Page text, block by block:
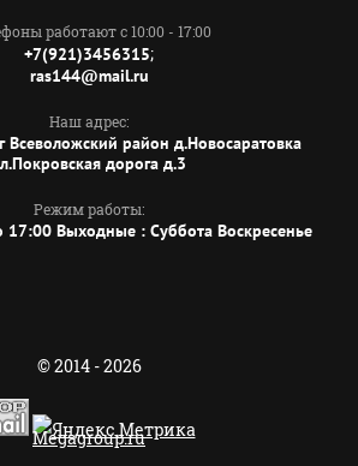
работают с 10:00 - 17:00
+7(921)3456315;
ras144@mail.ru
Наш адрес:
Всеволожский район д.Новосаратовка
дорога д.3
Режим работы:
17:00 Выходные : Суббота Воскресенье
© 2014 - 2026
Megagroup.ru